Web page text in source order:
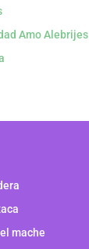
Amo Alebrijes
mache